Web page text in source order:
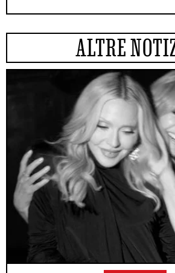
ALTRE